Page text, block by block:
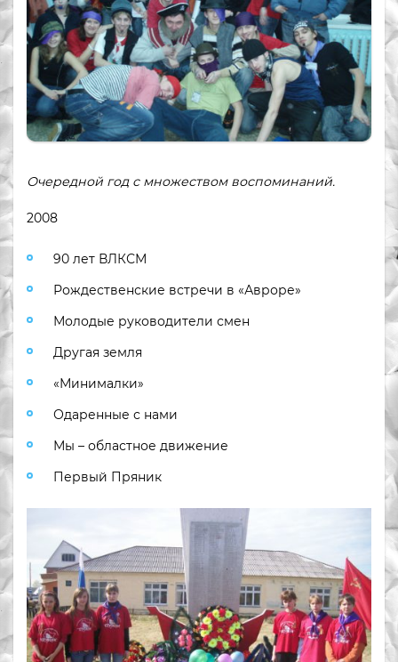
Очередной год с множеством воспоминаний.
2008
90 лет ВЛКСМ
Рождественские встречи в «Авроре»
Молодые руководители смен
Другая земля
«Минималки»
Одаренные с нами
Мы – областное движение
Первый Пряник